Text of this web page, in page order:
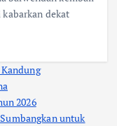
dekat
2026
untuk